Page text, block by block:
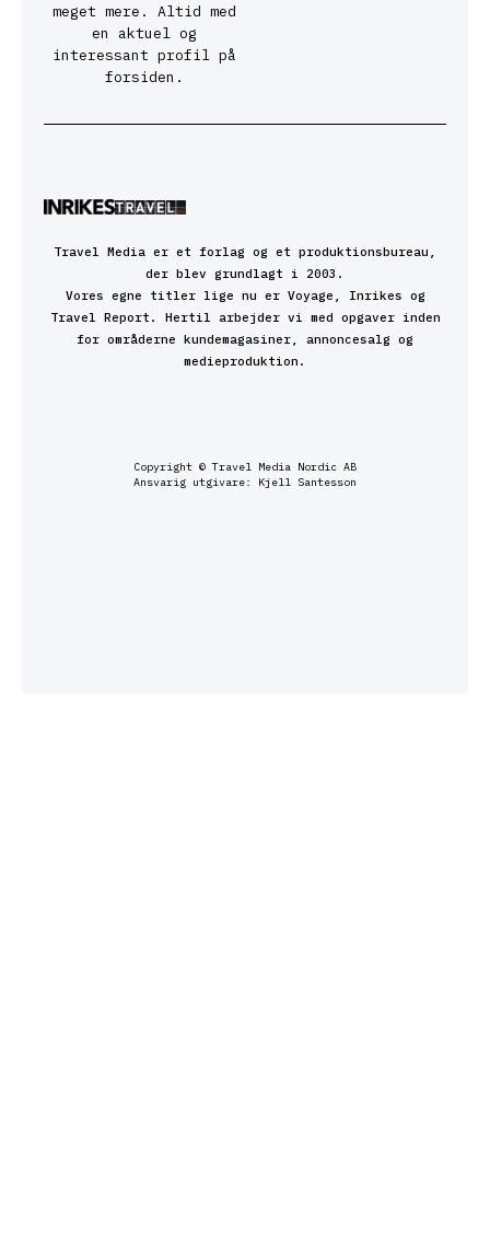
meget mere. Altid med
en aktuel og
interessant profil på
forsiden.
Travel Media er et forlag og et produktionsbureau,
der blev grundlagt i 2003.
Vores egne titler lige nu er Voyage, Inrikes og
Travel Report. Hertil arbejder vi med opgaver inden
for områderne kundemagasiner, annoncesalg og
medieproduktion.
Copyright © Travel Media Nordic AB
Ansvarig utgivare: Kjell Santesson